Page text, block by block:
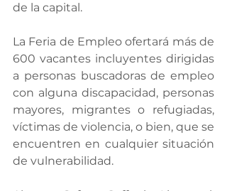
de la capital.
La Feria de Empleo ofertará más de
600 vacantes incluyentes dirigidas
a personas buscadoras de empleo
con alguna discapacidad, personas
mayores, migrantes o refugiadas,
víctimas de violencia, o bien, que se
encuentren en cualquier situación
de vulnerabilidad.